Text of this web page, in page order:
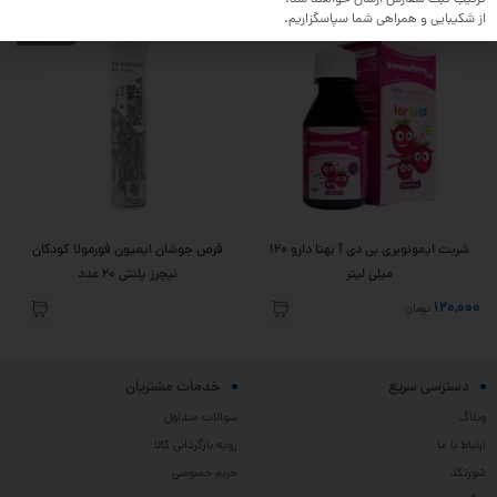
شربت ایمونوبری بی دی آ بهتا دارو 120
میلی لیتر
120,000 تومان
قرص جوشان ایمیون فورمولا کودکان
نیچرز پلنتی 20 عدد
دسترسی سریع
وبلاگ
ارتباط با ما
شورتکد
خدمات مشتریان
سوالات متداول
رویه بازگردانی کالا
حریم خصوصی
از شکیبایی و همراهی شما سپاسگزاریم.